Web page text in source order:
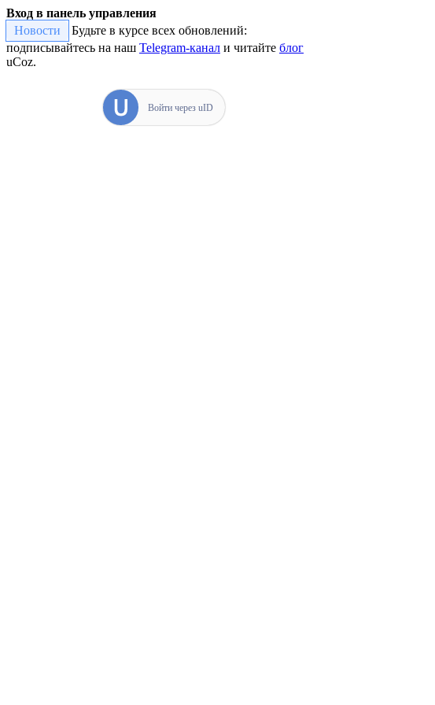
Вход в панель управления
Новости
Будьте в курсе всех обновлений:
подписывайтесь на наш Telegram-канал и читайте блог
uCoz.
Войти через uID